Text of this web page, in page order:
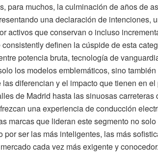
para muchos, la culminación de años de
una declaración de intenciones,
activos que conservan o incluso
definen la cúspide de esta
potencia bruta, tecnología de
los modelos emblemáticos, sino
diferencian y el impacto que tienen en
de Madrid hasta las sinuosas carreteras
una experiencia de conducción
marcas que lideran este segmento no
por ser las más inteligentes, las más
cada vez más exigente y conocedor.